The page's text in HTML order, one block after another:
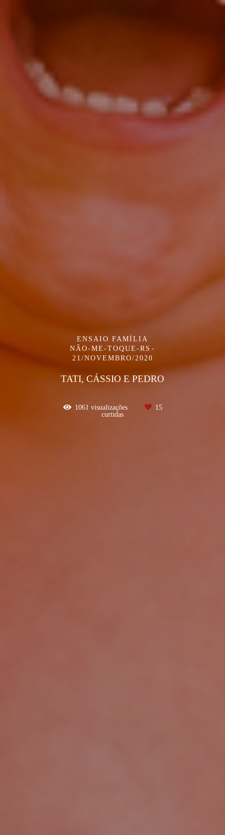
ENSAIO FAMÍLIA
NÃO-ME-TOQUE-RS
21/NOVEMBRO/2020
TATI, CÁSSIO E PEDRO
1061 visualizações
15
curtidas